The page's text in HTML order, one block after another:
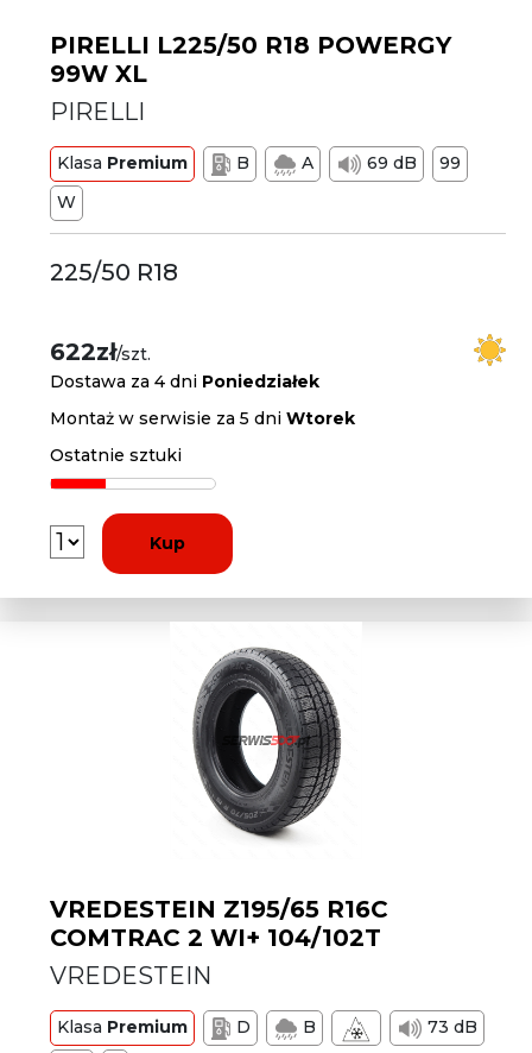
PIRELLI L225/50 R18 POWERGY
99W XL
PIRELLI
Klasa Premium B A 69 dB
99
W
225/50 R18
622zł/szt.
Dostawa za 4 dni Poniedziałek
Montaż w serwisie za 5 dniWtorek
Ostatnie sztuki
Kup
VREDESTEIN Z195/65 R16C
COMTRAC 2 WI+ 104/102T
VREDESTEIN
Klasa Premium D B
73 dB